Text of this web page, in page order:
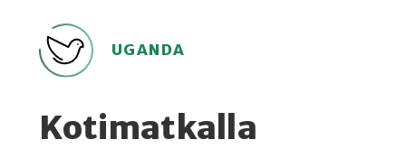
UGANDA
Kotimatkalla